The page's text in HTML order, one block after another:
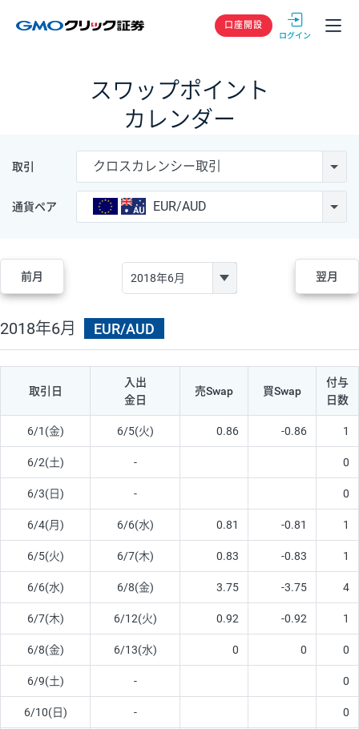
GMOクリック
口座開設
スワップポイント
カレンダー
取引 クロスカレンシー取引
通貨ペア EUR/AUD
前月 翌月
2018年6月 EUR/AUD
取引日
入出
金日
売Swap 買Swap
付与
日数
6/1(金) 6/5(火) 0.86 -0.86 1
6/2(土) - 0
6/3(日) - 0
6/4(月) 6/6(水) 0.81 -0.81 1
6/5(火) 6/7(木) 0.83 -0.83 1
6/6(水) 6/8(金) 3.75 -3.75 4
6/7(木) 6/12(火) 0.92 -0.92 1
6/8(金) 6/13(水) 0 0 0
6/9(土) - 0
6/10(日) - 0